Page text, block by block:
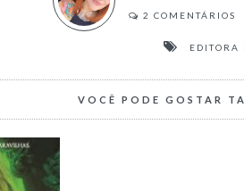
2 COMENTÁRIOS
EDITORA
VOCÊ PODE GOSTAR